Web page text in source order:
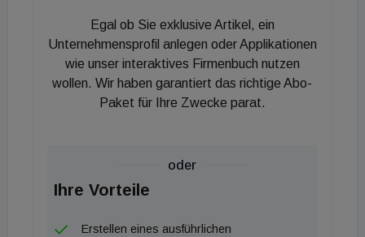
Egal ob Sie exklusive Artikel, ein
Unternehmensprofil anlegen oder Applikationen
wie unser interaktives Firmenbuch nutzen
wollen. Wir haben garantiert das richtige Abo-
Paket für Ihre Zwecke parat.
oder
Ihre Vorteile
Erstellen eines ausführlichen